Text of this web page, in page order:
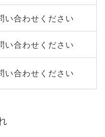
い合わせください
い合わせください
い合わせください